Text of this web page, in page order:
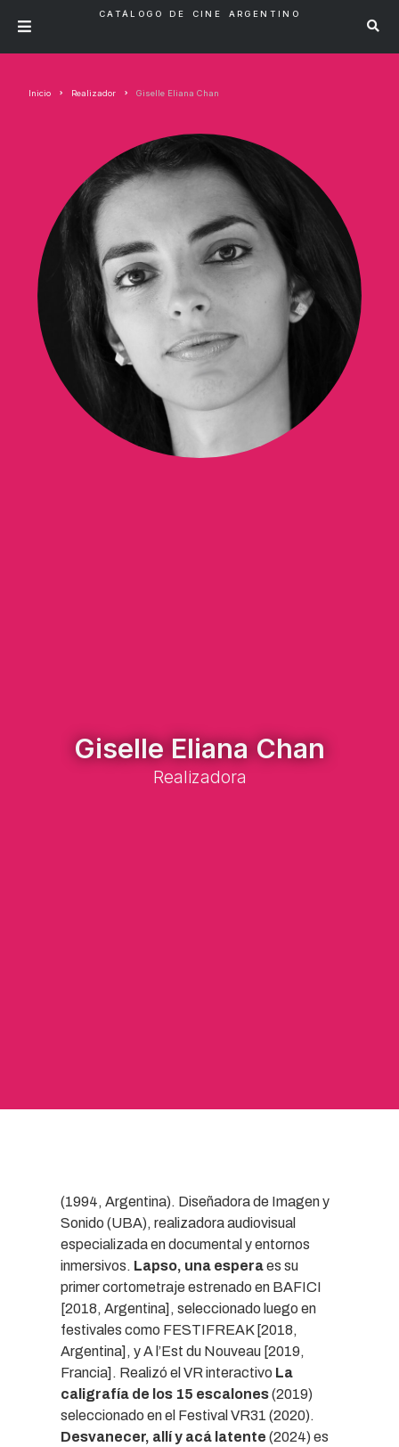
CATÁLOGO DE CINE ARGENTINO
Inicio Realizador Giselle Eliana Chan
Giselle Eliana Chan
Realizadora
(1994, Argentina). Diseñadora de Imagen y
Sonido (UBA), realizadora audiovisual
especializada en documental y entornos
inmersivos. Lapso, una esperaes su
primer cortometraje estrenado en BAFICI
[2018, Argentina], seleccionado luego en
festivales como FESTIFREAK [2018,
Argentina], y A l’Est du Nouveau [2019,
Francia]. Realizó el VR interactivo La
caligrafía de los 15 escalones(2019)
seleccionado en el Festival VR31 (2020).
Desvanecer, allí y acá latente (2024) es